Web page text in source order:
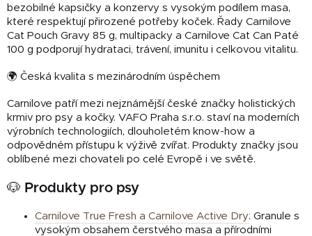
bezobilné kapsičky a konzervy s vysokým podílem masa,
které respektují přirozené potřeby koček. Řady Carnilove
Cat Pouch Gravy 85 g, multipacky a Carnilove Cat Can Paté
100 g podporují hydrataci, trávení, imunitu i celkovou vitalitu.
🌍 Česká kvalita s mezinárodním úspěchem
Carnilove patří mezi nejznámější české značky holistických
krmiv pro psy a kočky. VAFO Praha s.r.o. staví na moderních
výrobních technologiích, dlouholetém know-how a
odpovědném přístupu k výživě zvířat. Produkty značky jsou
oblíbené mezi chovateli po celé Evropě i ve světě.
🐶 Produkty pro psy
Carnilove True Fresh a Carnilove Active Dry: Granule s
vysokým obsahem čerstvého masa a přírodními